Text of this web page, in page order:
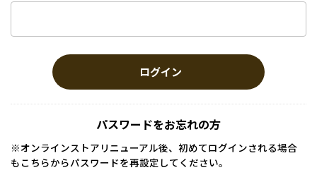
ログイン
パスワードをお忘れの方
※オンラインストアリニューアル後、初めてログインされる場合
もこちらからパスワードを再設定してください。